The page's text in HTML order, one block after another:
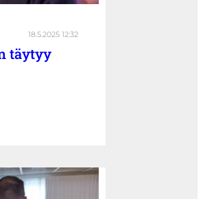
18.5.2025 12:32
täytyy